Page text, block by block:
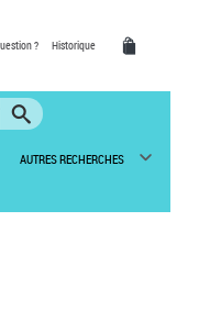
? Historique
AUTRES RECHERCHES